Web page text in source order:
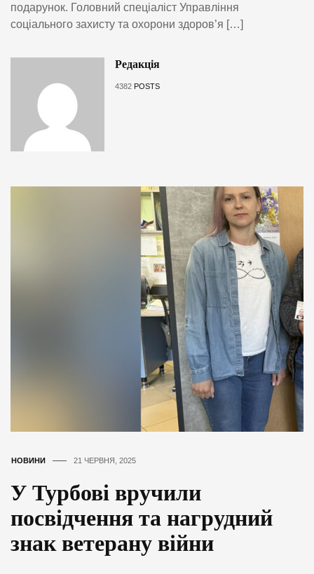
подарунок. Головний спеціаліст Управління
соціального захисту та охорони здоров’я […]
Редакція
4382 POSTS
НОВИНИ 21 ЧЕРВНЯ, 2025
У Турбові вручили
посвідчення та нагрудний
знак ветерану війни